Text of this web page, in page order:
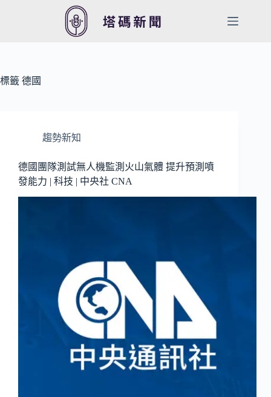
容
標籤 德國
趨勢新知
德國團隊測試無人機監測火山氣體 提升預測噴
發能力 | 科技 | 中央社 CNA